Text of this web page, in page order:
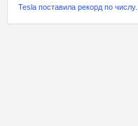
Tesla поставила рекорд по числу...